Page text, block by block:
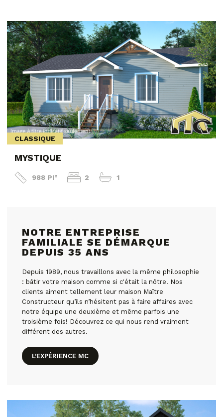
CLASSIQUE
MYSTIQUE
988 PI² 2 1
NOTRE ENTREPRISE
FAMILIALE SE DÉMARQUE
DEPUIS 35 ANS
Depuis 1989, nous travaillons avec la même philosophie
: bâtir votre maison comme si c'était la nôtre. Nos
clients aiment tellement leur maison Maître
Constructeur qu’ils n’hésitent pas à faire affaires avec
notre équipe une deuxième et même parfois une
troisième fois! Découvrez ce qui nous rend vraiment
différent des autres.
L’EXPÉRIENCE MC